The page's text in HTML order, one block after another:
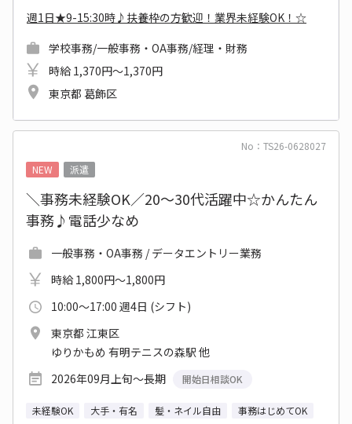
週1日★9-15:30時♪扶養枠の方歓迎！業界未経験OK！☆
学校事務/一般事務・OA事務/経理・財務
時給 1,370円～1,370円
東京都 葛飾区
No：TS26-0628027
NEW
派遣
＼事務未経験OK／20～30代活躍中☆かんたん
事務♪電話少なめ
一般事務・OA事務 / データエントリー業務
時給 1,800円～1,800円
10:00～17:00 週4日 (シフト)
東京都 江東区
ゆりかもめ 有明テニスの森駅 他
2026年09月上旬～長期
開始日相談OK
未経験OK 大手・有名 髪・ネイル自由 事務はじめてOK